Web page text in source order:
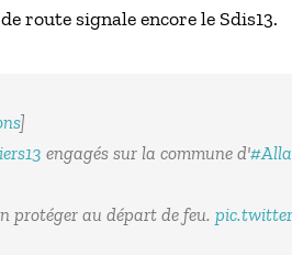
route signale encore le Sdis13.
]
engagés sur la commune d'
protéger au départ de feu.